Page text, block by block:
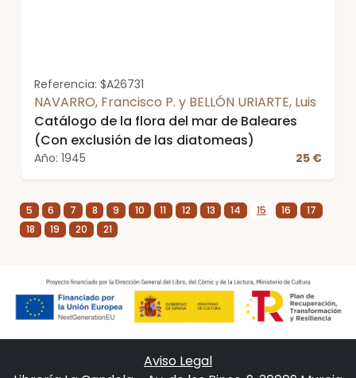
Referencia: $A26731
NAVARRO, Francisco P. y BELLÓN URIARTE, Luis
Catálogo de la flora del mar de Baleares
(Con exclusión de las diatomeas)
Año: 1945 25 €
5 6 7 8 9 10 11 12 13 14 15 16
17
18
19 20 21
Aviso Legal